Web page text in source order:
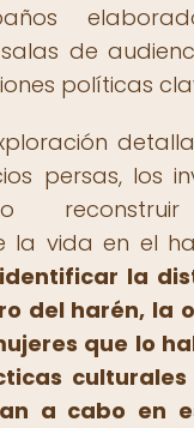
de
políticas
persas, los
reconstruir
la vida en el
la
del harén, la
que lo
a cabo en